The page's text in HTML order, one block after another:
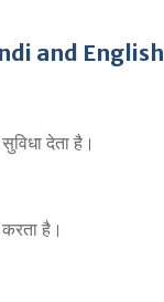
and English
देता है।
है।